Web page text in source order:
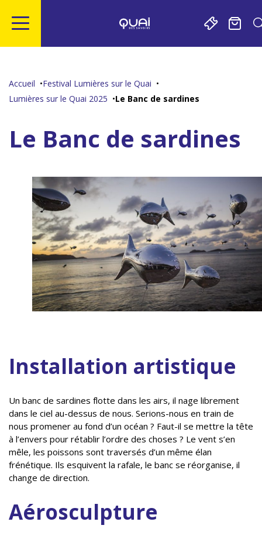
contenu
navigation
Accueil
Festival Lumières sur le Quai
Lumières sur le Quai 2025
Le Banc de sardines
Le Banc de sardines
Installation artistique
Un banc de sardines flotte dans les airs, il nage librement
dans le ciel au-dessus de nous. Serions-nous en train de
nous promener au fond d’un océan ? Faut-il se mettre la tête
à l’envers pour rétablir l’ordre des choses ? Le vent s’en
mêle, les poissons sont traversés d’un même élan
frénétique. Ils esquivent la rafale, le banc se réorganise, il
change de direction.
Aérosculpture